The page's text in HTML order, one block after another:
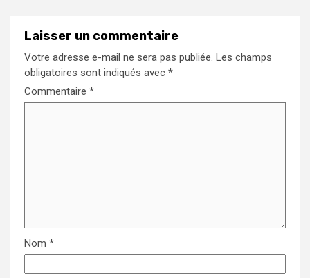
Laisser un commentaire
Votre adresse e-mail ne sera pas publiée. Les champs
obligatoires sont indiqués avec *
Commentaire *
Nom *